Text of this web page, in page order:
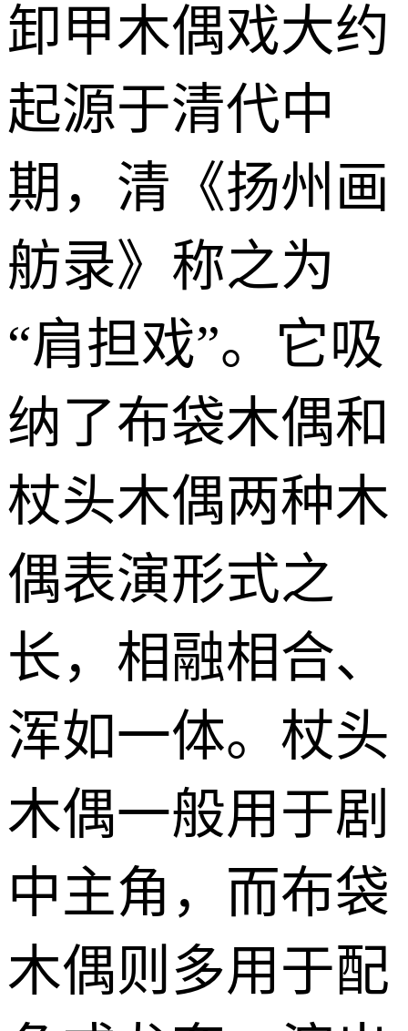
卸甲木偶戏大约
起源于清代中
期，清《扬州画
舫录》称之为
“肩担戏”。它吸
纳了布袋木偶和
杖头木偶两种木
偶表演形式之
长，相融相合、
浑如一体。杖头
木偶一般用于剧
中主角，而布袋
木偶则多用于配